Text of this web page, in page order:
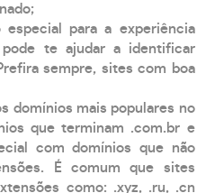
especial para a experiência
te ajudar a identificar
sempre, sites com boa
domínios mais populares no
que terminam .com.br e
com domínios que não
É comum que sites
como: .xyz, .ru, .cn